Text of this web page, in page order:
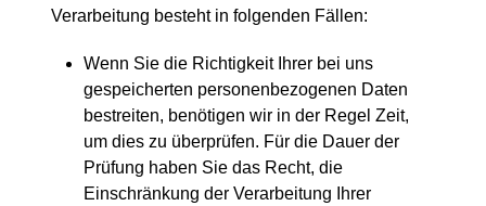
Verarbeitung besteht in folgenden Fällen:
Wenn Sie die Richtigkeit Ihrer bei uns
gespeicherten personenbezogenen Daten
bestreiten, benötigen wir in der Regel Zeit,
um dies zu überprüfen. Für die Dauer der
Prüfung haben Sie das Recht, die
Einschränkung der Verarbeitung Ihrer